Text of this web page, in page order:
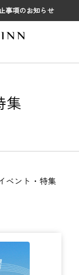
事項のお知らせ
集
ベント・特集